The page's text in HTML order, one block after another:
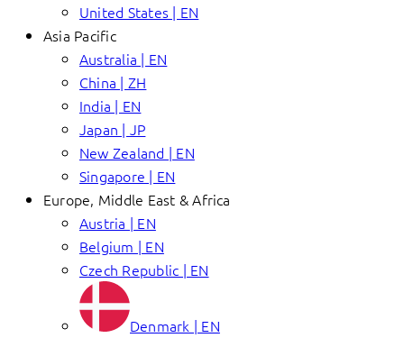
United States | EN
Asia Pacific
Australia | EN
China | ZH
India | EN
Japan | JP
New Zealand | EN
Singapore | EN
Europe, Middle East & Africa
Austria | EN
Belgium | EN
Czech Republic | EN
Denmark | EN